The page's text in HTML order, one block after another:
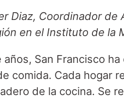
Diaz, Coordinador
en el Instituto de la
años, San Francisco
comida. Cada hogar
de la cocina. Se